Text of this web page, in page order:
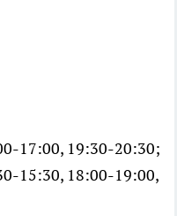
17:00, 19:30-20:30;
15:30, 18:00-19:00,